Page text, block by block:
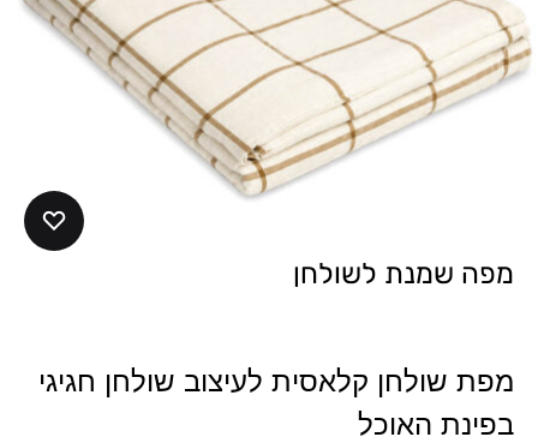
מפה שמנת לשולחן
מפת שולחן קלאסית לעיצוב שולחן חגיגי
בפינת האוכל